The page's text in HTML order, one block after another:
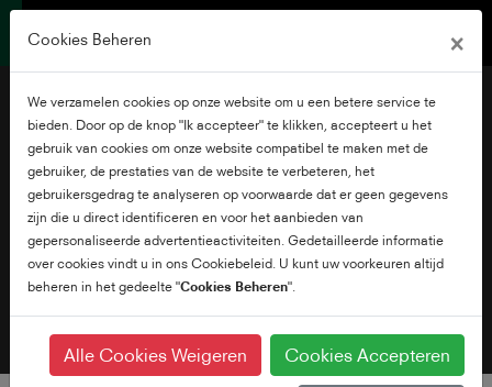
Privacy Policy
Cookies Beheren ×
We verzamelen cookies op onze website om u een betere service te
bieden. Door op de knop "Ik accepteer" te klikken, accepteert u het
gebruik van cookies om onze website compatibel te maken met de
gebruiker, de prestaties van de website te verbeteren, het
gebruikersgedrag te analyseren op voorwaarde dat er geen gegevens
zijn die u direct identificeren en voor het aanbieden van
gepersonaliseerde advertentieactiviteiten. Gedetailleerde informatie
over cookies vindt u in ons Cookiebeleid. U kunt uw voorkeuren altijd
beheren in het gedeelte "Cookies Beheren".
Alle Cookies Weigeren Cookies Accepteren